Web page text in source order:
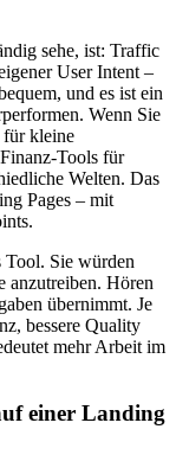
sehe, ist: Traffic
User Intent –
und es ist ein
Wenn Sie
kleine
Tools für
Welten. Das
Pages – mit
Tool. Sie würden
anzutreiben. Hören
übernimmt. Je
bessere Quality
mehr Arbeit im
einer Landing